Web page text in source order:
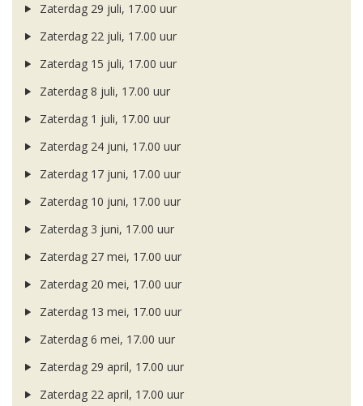
Zaterdag 29 juli, 17.00 uur
Zaterdag 22 juli, 17.00 uur
Zaterdag 15 juli, 17.00 uur
Zaterdag 8 juli, 17.00 uur
Zaterdag 1 juli, 17.00 uur
Zaterdag 24 juni, 17.00 uur
Zaterdag 17 juni, 17.00 uur
Zaterdag 10 juni, 17.00 uur
Zaterdag 3 juni, 17.00 uur
Zaterdag 27 mei, 17.00 uur
Zaterdag 20 mei, 17.00 uur
Zaterdag 13 mei, 17.00 uur
Zaterdag 6 mei, 17.00 uur
Zaterdag 29 april, 17.00 uur
Zaterdag 22 april, 17.00 uur